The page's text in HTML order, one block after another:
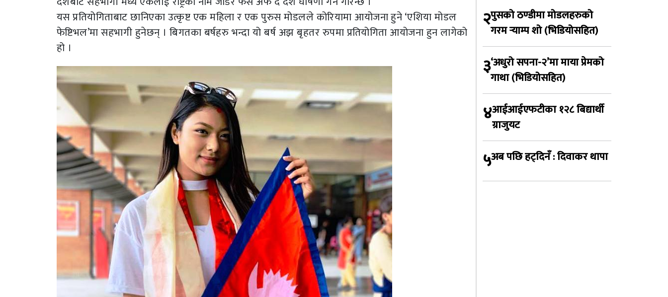
यस प्रतियोगिताबाट छानिएका उत्कृष्ट एक महिला र एक पुरुस मोडलले कोरियामा आयोजना हुने ‘एशिया मोडल
फेष्टिभल’मा सहभागी हुनेछन् । बिगतका बर्षहरु भन्दा यो बर्ष अझ बृहतर रुपमा प्रतियोगिता आयोजना हुन लागेको
हो ।
२पुसको ठण्डीमा मोडलहरुको
गरम र्‍याम्प शो (भिडियोसहित)
३‘अधुरो सपना-२’मा माया प्रेमको
गाथा (भिडियोसहित)
४आईआईएफटीका १२८ बिद्यार्थी
ग्राजुयट
५अब पछि हट्दिनँ : दिवाकर थापा